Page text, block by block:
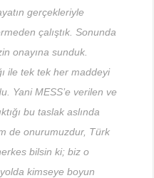
gerçekleriyle
çalıştık. Sonunda
onayına sunduk.
ile tek tek her maddeyi
Yani MESS’e verilen ve
bu taslak aslında
de onurumuzdur, Türk
bilsin ki; biz o
kimseye boyun